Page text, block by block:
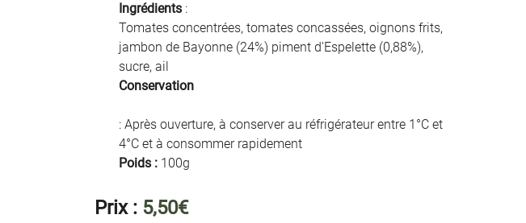
Ingrédients :
Tomates concentrées, tomates concassées, oignons frits,
jambon de Bayonne (24%) piment d'Espelette (0,88%),
sucre, ail
Conservation
: Après ouverture, à conserver au réfrigérateur entre 1°C et
4°C et à consommer rapidement
Poids : 100g
Prix : 5,50€